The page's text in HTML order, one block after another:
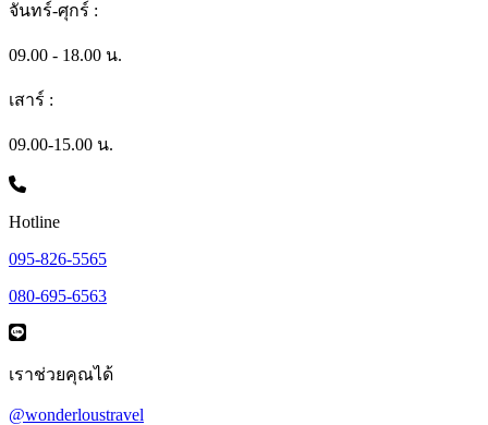
จันทร์-ศุกร์ :
09.00 - 18.00 น.
เสาร์ :
09.00-15.00 น.
Hotline
095-826-5565
080-695-6563
เราช่วยคุณได้
@wonderloustravel